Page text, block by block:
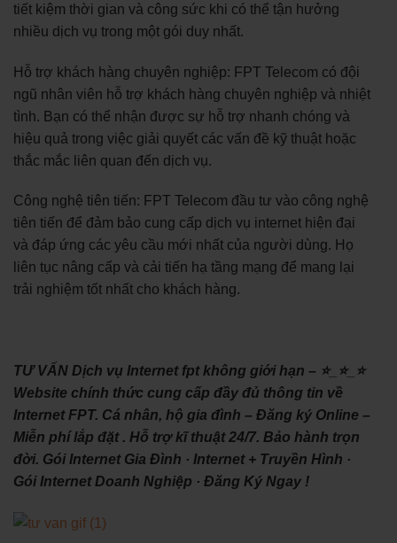
tiết kiệm thời gian và công sức khi có thể tận hưởng
nhiều dịch vụ trong một gói duy nhất.
Hỗ trợ khách hàng chuyên nghiệp: FPT Telecom có đội
ngũ nhân viên hỗ trợ khách hàng chuyên nghiệp và nhiệt
tình. Bạn có thể nhận được sự hỗ trợ nhanh chóng và
hiệu quả trong việc giải quyết các vấn đề kỹ thuật hoặc
thắc mắc liên quan đến dịch vụ.
Công nghệ tiên tiến: FPT Telecom đầu tư vào công nghệ
tiên tiến để đảm bảo cung cấp dịch vụ internet hiện đại
và đáp ứng các yêu cầu mới nhất của người dùng. Họ
liên tục nâng cấp và cải tiến hạ tầng mạng để mang lại
trải nghiệm tốt nhất cho khách hàng.
TƯ VẤN Dịch vụ Internet fpt không giới hạn – ⭐_⭐_⭐
Website chính thức cung cấp đầy đủ thông tin về
Internet FPT. Cá nhân, hộ gia đình – Đăng ký Online –
Miễn phí lắp đặt . Hỗ trợ kĩ thuật 24/7. Bảo hành trọn
đời. ‎Gói Internet Gia Đình · ‎Internet + Truyền Hình ·
‎Gói Internet Doanh Nghiệp · ‎Đăng Ký Ngay !